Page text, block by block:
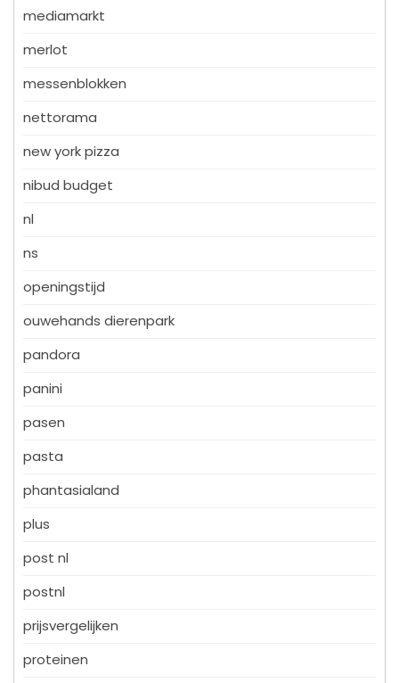
mediamarkt
merlot
messenblokken
nettorama
new york pizza
nibud budget
nl
ns
openingstijd
ouwehands dierenpark
pandora
panini
pasen
pasta
phantasialand
plus
post nl
postnl
prijsvergelijken
proteinen